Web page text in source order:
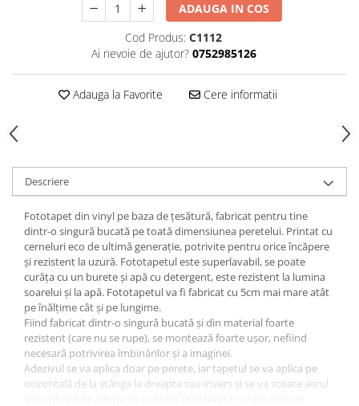
ADAUGA IN COS
Cod Produs: C1112
Ai nevoie de ajutor? 0752985126
Adauga la Favorite Cere informatii
Descriere
Fototapet din vinyl pe baza de țesătură, fabricat pentru tine
dintr-o singură bucată pe toată dimensiunea peretelui. Printat cu
cerneluri eco de ultimă generație, potrivite pentru orice încăpere
și rezistent la uzură. Fototapetul este superlavabil, se poate
curăța cu un burete și apă cu detergent, este rezistent la lumina
soarelui și la apă. Fototapetul va fi fabricat cu 5cm mai mare atât
pe înălțime cât și pe lungime.
Fiind fabricat dintr-o singură bucată și din material foarte
rezistent (care nu se rupe), se montează foarte ușor, nefiind
necesară potrivirea îmbinărilor și a imaginei.
Adezivul se va aplica doar pe perete, iar tapetul se va aplica pe
orizontală de la stânga la dreapta sau invers și se va scoate aerul